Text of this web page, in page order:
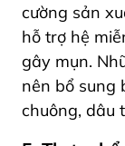
cường sản
hỗ trợ hệ
gây mụn.
nên bổ sung
chuông, dâu